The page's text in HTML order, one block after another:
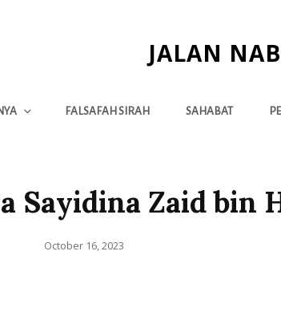
JALAN
FALSAFAH SIRAH SAHABAT
Sayidina Zaid bin
October 16, 2023